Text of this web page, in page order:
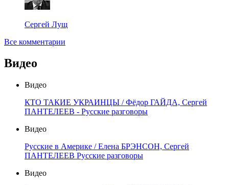
Сергей Лущ
Все комментарии
Видео
Видео
КТО ТАКИЕ УКРАИНЦЫ / Фёдор ГАЙДА, Сергей
ПАНТЕЛЕЕВ - Русские разговоры
Видео
Русские в Америке / Елена БРЭНСОН, Сергей
ПАНТЕЛЕЕВ Русские разговоры
Видео